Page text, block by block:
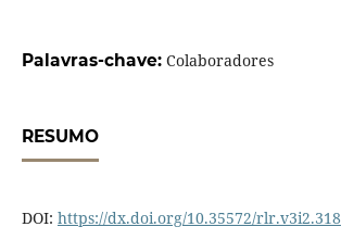
Palavras-chave: Colaboradores
RESUMO
DOI: https://dx.doi.org/10.35572/rlr.v3i2.318